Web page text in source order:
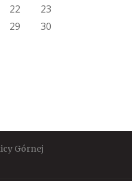
22
23
29
30
Górnej